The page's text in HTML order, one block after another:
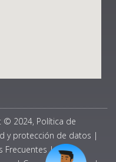
© 2024, Política de
y protección de datos |
Frecuentes |